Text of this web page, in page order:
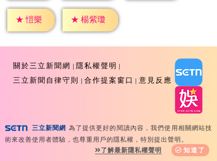
★ 愷樂 ★ 楊紫瓊
關於三立新聞網
隱私權聲明
三立新聞自律守則
合作提案窗口 意見反應
Copyright ©2026 Sanlih E-Television All Rights
Reserved 版權所有 盜用必究 台北市內湖區舊宗路一段159
號 02-8792-8888
三立新聞網 為了提供更好的閱讀內容，我們使用相關網站技
術來改善使用者體驗，也尊重用戶的隱私權，特別提出聲明。
了解最新隱私權聲明
知道了